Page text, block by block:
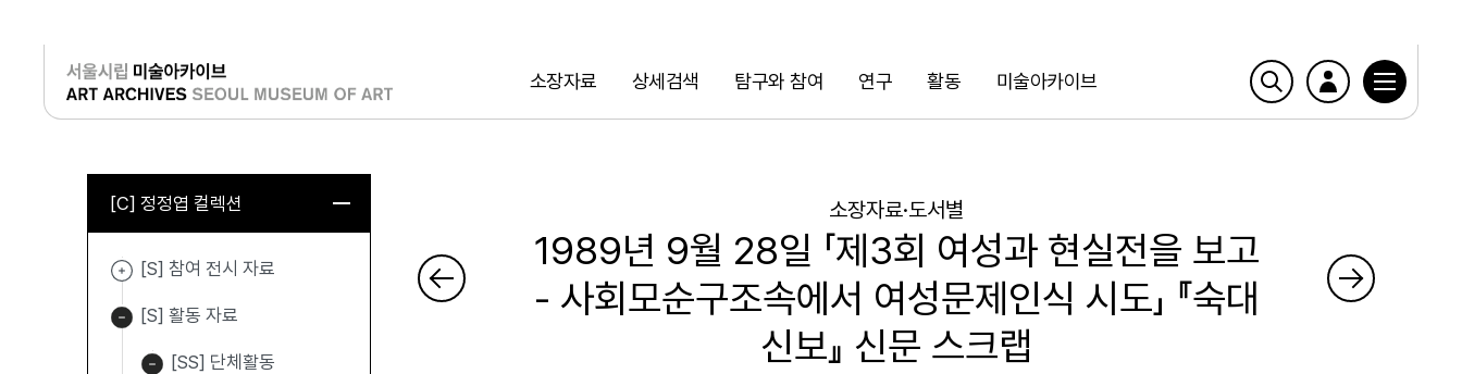
소장자료 상세검색 탐구와 참여 연구 활동 미술아카이브
검색
로그인
[C] 정정엽 컬렉션
[S] 참여 전시 자료
[S] 활동 자료
[SS] 단체활동
소장자료·도서별
1989년 9월 28일 「제3회 여성과 현실전을 보고
- 사회모순구조속에서 여성문제인식 시도」 『숙대
신보』 신문 스크랩